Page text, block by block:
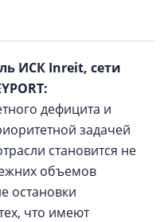
ИСК Inreit, сети
дефицита и
задачей
становится не
объемов
остановки
что имеют